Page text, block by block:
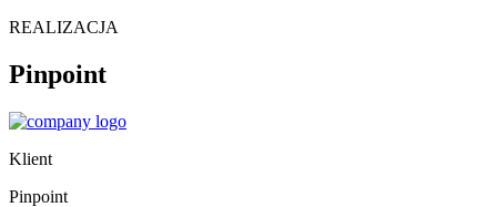
REALIZACJA
Pinpoint
Klient
Pinpoint